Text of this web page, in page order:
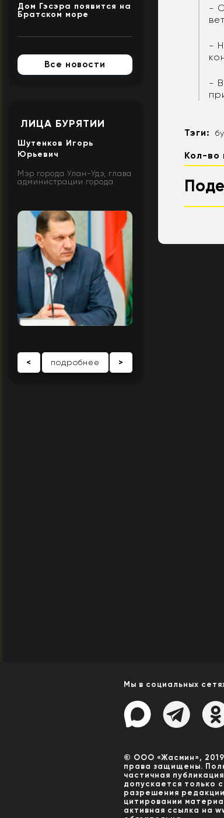
Дом Гэсэра появится на
Братском море
Все новости
ЛИЦА БУРЯТИИ
Шутенков Игорь
Юрьевич
Мэр города Улан-Удэ, глава
администрации города
< подробнее >
-
-
-
Тэги:
Кол-во
Мы в социальных
© ООО «Жасмин»,
права защищены.
частичная
допускается только
разрешения
цитировании
активная ссылка на